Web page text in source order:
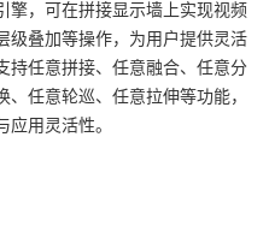
擎，可在拼接显示墙上实现视频
级叠加等操作，为用户提供灵活
持任意拼接、任意融合、任意分
任意轮巡、任意拉伸等功能，
用灵活性。